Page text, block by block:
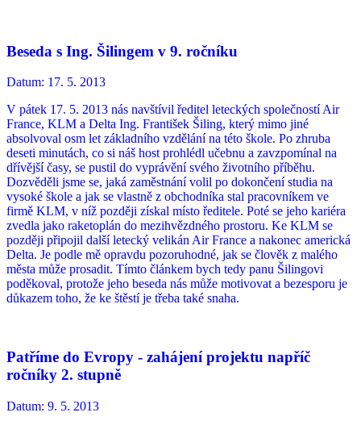
Beseda s Ing. Šilingem v 9. ročníku
Datum: 17. 5. 2013
V pátek 17. 5. 2013 nás navštívil ředitel leteckých společností Air
France, KLM a Delta Ing. František Šiling, který mimo jiné
absolvoval osm let základního vzdělání na této škole. Po zhruba
deseti minutách, co si náš host prohlédl učebnu a zavzpomínal na
dřívější časy, se pustil do vyprávění svého životního příběhu.
Dozvěděli jsme se, jaká zaměstnání volil po dokončení studia na
vysoké škole a jak se vlastně z obchodníka stal pracovníkem ve
firmě KLM, v níž později získal místo ředitele. Poté se jeho kariéra
zvedla jako raketoplán do mezihvězdného prostoru. Ke KLM se
později připojil další letecký velikán Air France a nakonec americká
Delta. Je podle mě opravdu pozoruhodné, jak se člověk z malého
města může prosadit. Tímto článkem bych tedy panu Šilingovi
poděkoval, protože jeho beseda nás může motivovat a bezesporu je
důkazem toho, že ke štěstí je třeba také snaha.
Patříme do Evropy - zahájení projektu napříč
ročníky 2. stupně
Datum: 9. 5. 2013